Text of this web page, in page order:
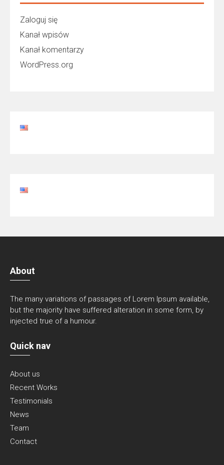
Zaloguj się
Kanał wpisów
Kanał komentarzy
WordPress.org
About
The many variations of passages of Lorem Ipsum available,
but the majority have suffered alteration in some form, by
injected true of a humour.
Quick nav
About us
Recent Works
Testimonials
News
Team
Contact